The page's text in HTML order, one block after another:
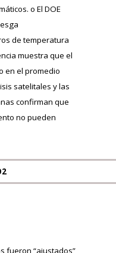
o El DOE
de temperatura
muestra que el
en el promedio
satelitales y las
confirman que
no pueden
fueron “ajustados”